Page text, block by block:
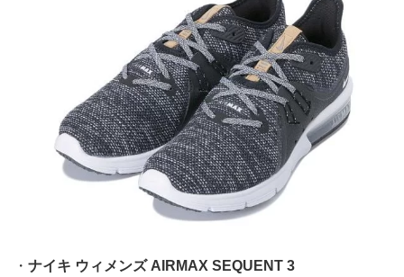
・ ナイキ ウィメンズ AIRMAX SEQUENT 3